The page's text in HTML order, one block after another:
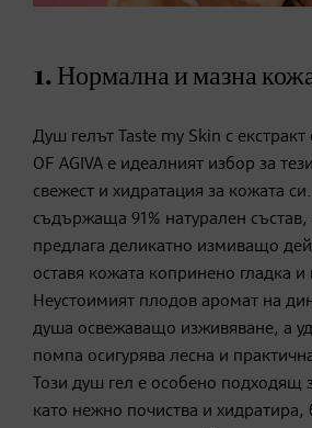
1. Нормална и мазна
Душ гелът Taste my Skin с екстракт
OF AGIVA е идеалният избор за
свежест и хидратация за кожата
съдържаща 91% натурален състав,
предлага деликатно измиващо
оставя кожата копринено гладка и
Неустоимият плодов аромат на
душа освежаващо изживяване, а
помпа осигурява лесна и
Този душ гел е особено подходящ
като нежно почиства и хидратира,